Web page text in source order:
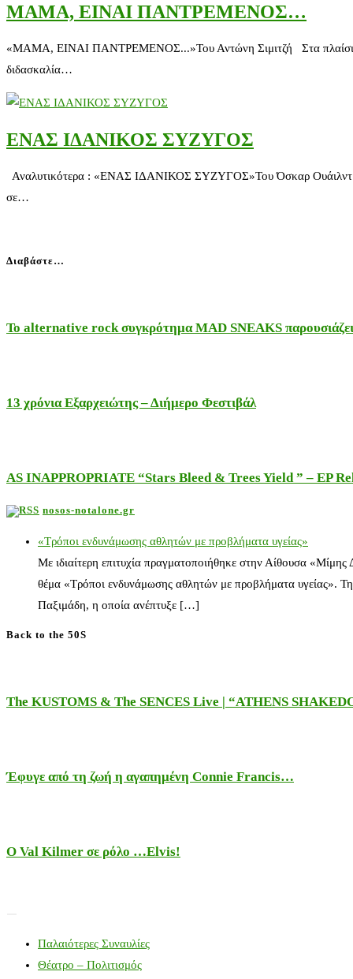
MΑΜΑ, ΕΙΝΑΙ ΠΑΝΤΡΕΜΕΝΟΣ…
«ΜΑΜΑ, ΕΙΝΑΙ ΠΑΝΤΡΕΜΕΝΟΣ...»Του Αντώνη Σιμιτζή Στα πλαίσια της
διδασκαλία…
ΕΝΑΣ ΙΔΑΝΙΚΟΣ ΣΥΖΥΓΟΣ
Αναλυτικότερα : «ΕΝΑΣ ΙΔΑΝΙΚΟΣ ΣΥΖΥΓΟΣ»Του Όσκαρ Ουάιλντ
σε…
Διαβάστε…
Το alternative rock συγκρότημα MAD SNEAKS
13 χρόνια Εξαρχειώτης – Διήμερο Φεστιβάλ
AS INAPPROPRIATE “Stars Bleed & Trees Yield ” – EP
nosos-notalone.gr
«Τρόποι ενδυνάμωσης αθλητών με προβλήματα υγείας»
Με ιδιαίτερη επιτυχία πραγματοποιήθηκε στην Αίθουσα
θέμα «Τρόποι ενδυνάμωσης αθλητών με προβλήματα υγείας».
Παξιμάδη, η οποία ανέπτυξε […]
Back to the 50S
The KUSTOMS & The SENCES Live | “ATHENS
Έφυγε από τη ζωή η αγαπημένη Connie Francis…
Ο Val Kilmer σε ρόλο …Elvis!
Παλαιότερες Συναυλίες
Θέατρο – Πολιτισμός